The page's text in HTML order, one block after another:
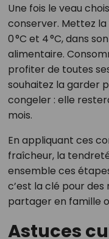
Une fois le veau
conserver. Mettez
0 °C et 4 °C, dans
alimentaire.
profiter de toutes
souhaitez la garder
congeler : elle
mois.
En appliquant ces
fraîcheur, la
ensemble ces
c’est la clé pour des
partager en famille
Astuces